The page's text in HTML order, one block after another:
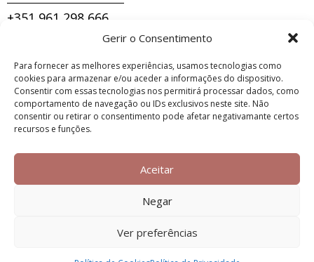
Gerir o Consentimento
Para fornecer as melhores experiências, usamos tecnologias como
cookies para armazenar e/ou aceder a informações do dispositivo.
Consentir com essas tecnologias nos permitirá processar dados, como
comportamento de navegação ou IDs exclusivos neste site. Não
consentir ou retirar o consentimento pode afetar negativamante certos
recursos e funções.
Aceitar
Negar
Ver preferências
+351 961 298 666
Termos e Condições de Utilização e Venda
Política de Envios, Devoluções e Reembolsos
Política de Cookies
Livro de Reclamações
Quinta das Toroas© 2026.